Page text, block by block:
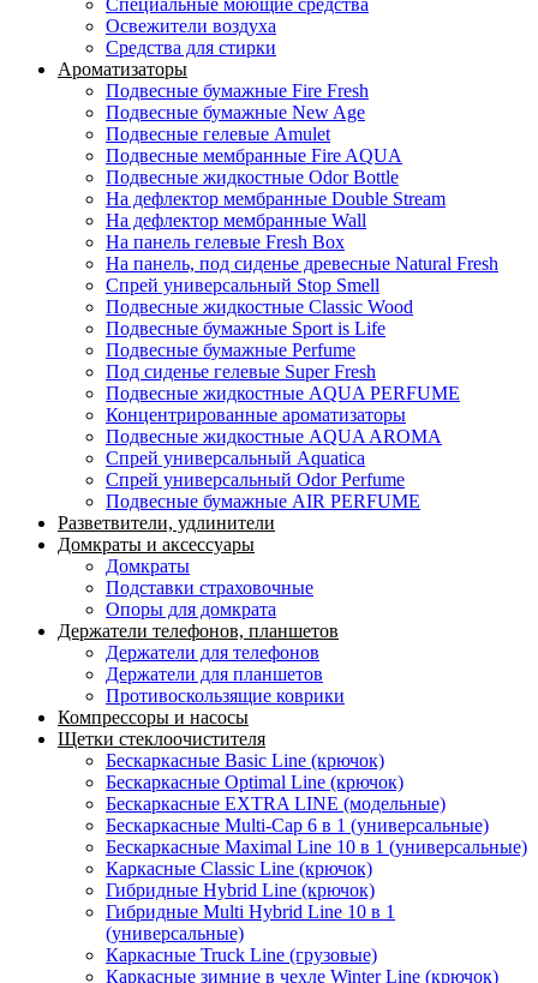
Специальные моющие средства
Освежители воздуха
Средства для стирки
Ароматизаторы
Подвесные бумажные Fire Fresh
Подвесные бумажные New Age
Подвесные гелевые Amulet
Подвесные мембранные Fire AQUA
Подвесные жидкостные Odor Bottle
На дефлектор мембранные Double Stream
На дефлектор мембранные Wall
На панель гелевые Fresh Box
На панель, под сиденье древесные Natural Fresh
Спрей универсальный Stop Smell
Подвесные жидкостные Classic Wood
Подвесные бумажные Sport is Life
Подвесные бумажные Perfume
Под сиденье гелевые Super Fresh
Подвесные жидкостные AQUA PERFUME
Концентрированные ароматизаторы
Подвесные жидкостные AQUA AROMA
Спрей универсальный Aquatica
Спрей универсальный Odor Perfume
Подвесные бумажные AIR PERFUME
Разветвители, удлинители
Домкраты и аксессуары
Домкраты
Подставки страховочные
Опоры для домкрата
Держатели телефонов, планшетов
Держатели для телефонов
Держатели для планшетов
Противоскользящие коврики
Компрессоры и насосы
Щетки стеклоочистителя
Бескаркасные Basic Line (крючок)
Бескаркасные Optimal Line (крючок)
Бескаркасные EXTRA LINE (модельные)
Бескаркасные Multi-Cap 6 в 1 (универсальные)
Бескаркасные Maximal Line 10 в 1 (универсальные)
Каркасные Classic Line (крючок)
Гибридные Hybrid Line (крючок)
Гибридные Multi Hybrid Line 10 в 1
(универсальные)
Каркасные Truck Line (грузовые)
Каркасные зимние в чехле Winter Line (крючок)